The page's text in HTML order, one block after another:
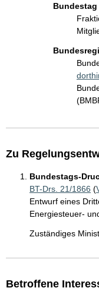
Bundestag
Zu
Bundestags-
BT-Drs. 21/1866 (
Entwurf eines
Energiesteuer-
Zuständiges
Betroffene